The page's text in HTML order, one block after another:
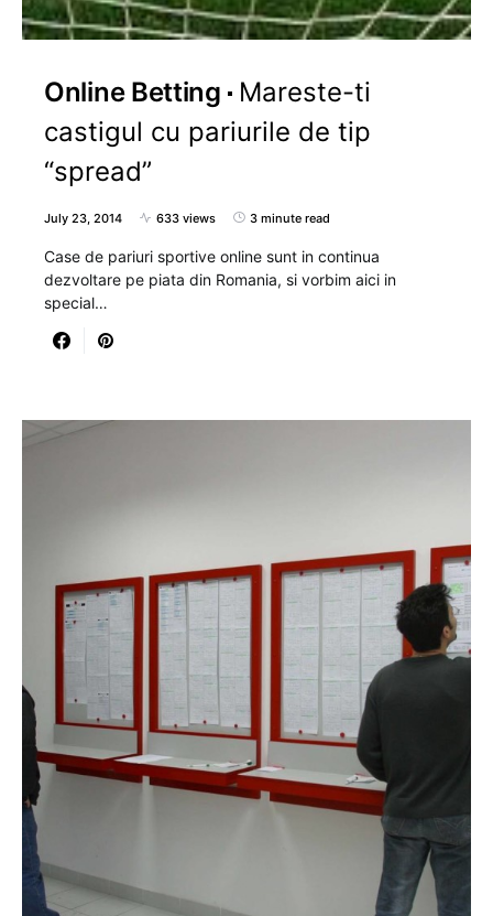
Online Betting
Mareste-ti
castigul cu pariurile de tip
“spread”
July 23, 2014 633 views 3 minute read
Case de pariuri sportive online sunt in continua
dezvoltare pe piata din Romania, si vorbim aici in
special…